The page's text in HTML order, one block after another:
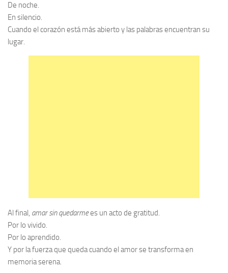
De noche.
En silencio.
Cuando el corazón está más abierto y las palabras encuentran su
lugar.
Al final, amar sin quedarmees un acto de gratitud.
Por lo vivido.
Por lo aprendido.
Y por la fuerza que queda cuando el amor se transforma en
memoria serena.